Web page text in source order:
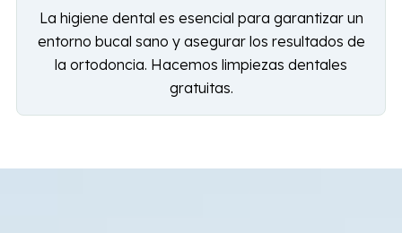
La higiene dental es esencial para garantizar un
entorno bucal sano y asegurar los resultados de
la ortodoncia. Hacemos limpiezas dentales
gratuitas.